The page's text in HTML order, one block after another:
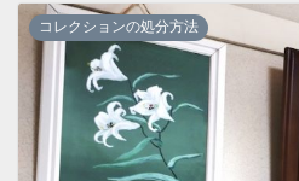
コレクションの処分方法